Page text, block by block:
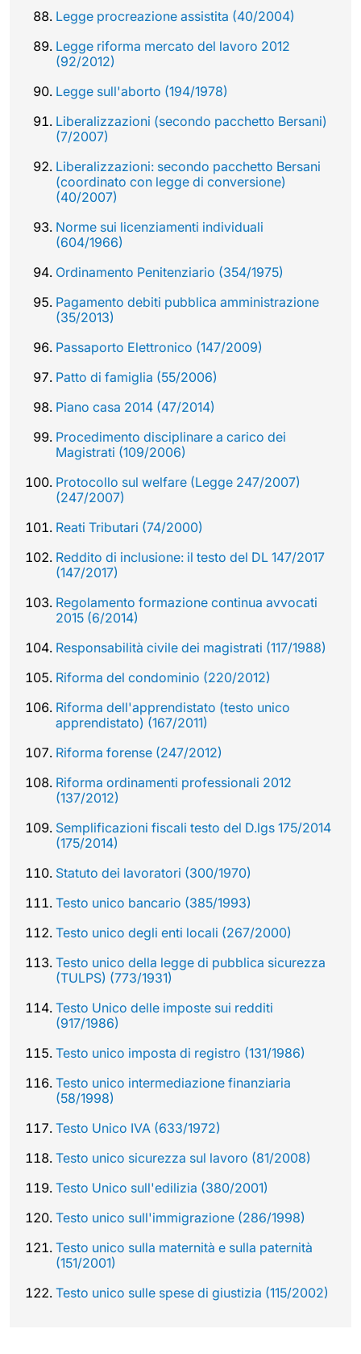
Legge procreazione assistita (40/2004)
Legge riforma mercato del lavoro 2012
(92/2012)
Legge sull'aborto (194/1978)
Liberalizzazioni (secondo pacchetto Bersani)
(7/2007)
Liberalizzazioni: secondo pacchetto Bersani
(coordinato con legge di conversione)
(40/2007)
Norme sui licenziamenti individuali
(604/1966)
Ordinamento Penitenziario (354/1975)
Pagamento debiti pubblica amministrazione
(35/2013)
Passaporto Elettronico (147/2009)
Patto di famiglia (55/2006)
Piano casa 2014 (47/2014)
Procedimento disciplinare a carico dei
Magistrati (109/2006)
Protocollo sul welfare (Legge 247/2007)
(247/2007)
Reati Tributari (74/2000)
Reddito di inclusione: il testo del DL 147/2017
(147/2017)
Regolamento formazione continua avvocati
2015 (6/2014)
Responsabilità civile dei magistrati (117/1988)
Riforma del condominio (220/2012)
Riforma dell'apprendistato (testo unico
apprendistato) (167/2011)
Riforma forense (247/2012)
Riforma ordinamenti professionali 2012
(137/2012)
Semplificazioni fiscali testo del D.lgs 175/2014
(175/2014)
Statuto dei lavoratori (300/1970)
Testo unico bancario (385/1993)
Testo unico degli enti locali (267/2000)
Testo unico della legge di pubblica sicurezza
(TULPS) (773/1931)
Testo Unico delle imposte sui redditi
(917/1986)
Testo unico imposta di registro (131/1986)
Testo unico intermediazione finanziaria
(58/1998)
Testo Unico IVA (633/1972)
Testo unico sicurezza sul lavoro (81/2008)
Testo Unico sull'edilizia (380/2001)
Testo unico sull'immigrazione (286/1998)
Testo unico sulla maternità e sulla paternità
(151/2001)
Testo unico sulle spese di giustizia (115/2002)